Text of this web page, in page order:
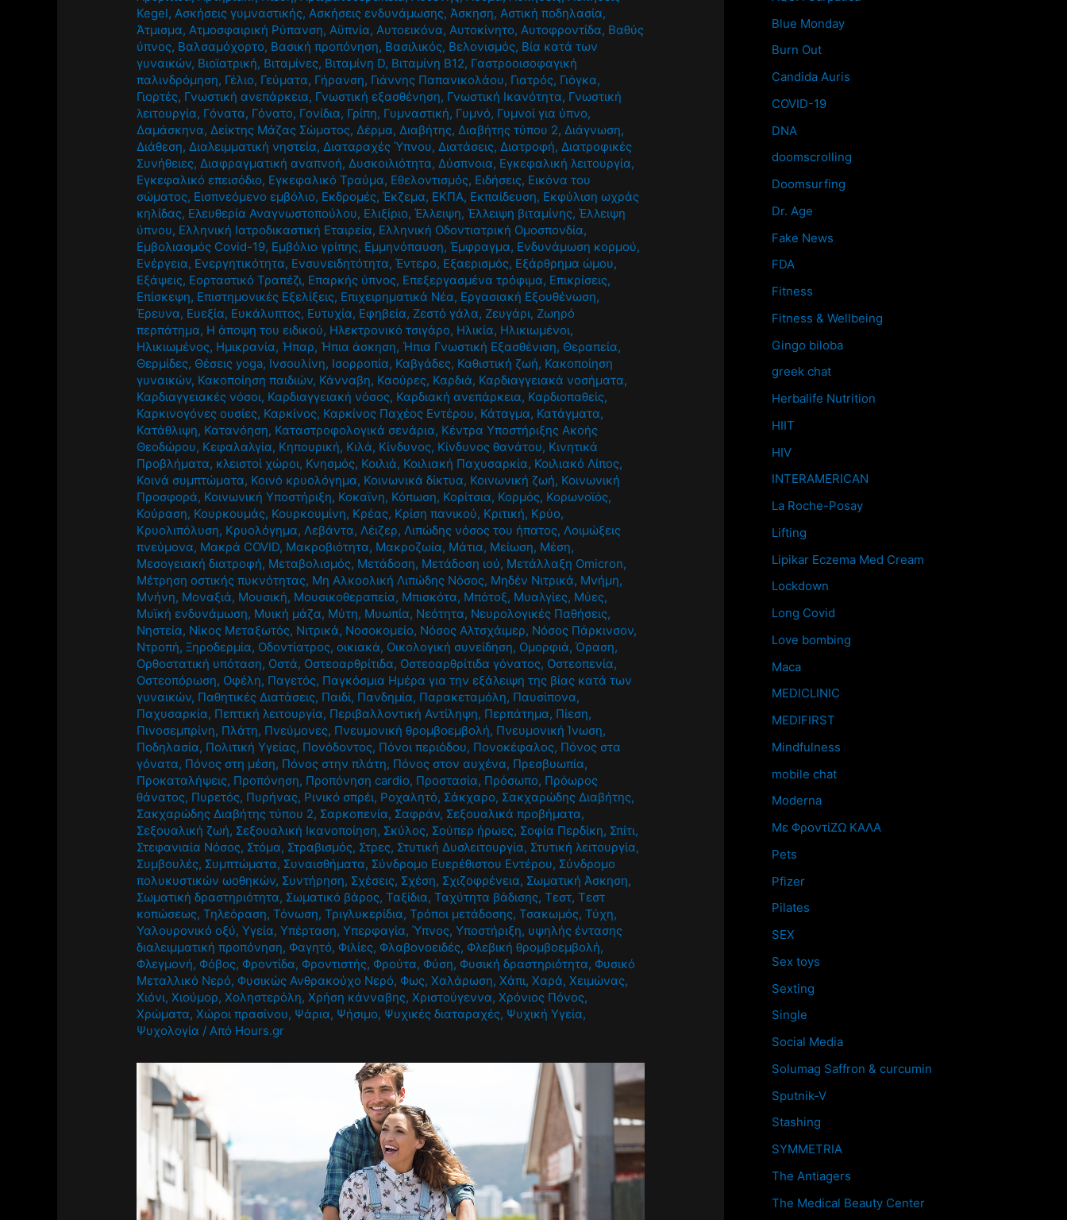
Kegel,Ασκήσεις γυμναστικής,Ασκήσεις ενδυνάμωσης,Άσκηση,Αστική ποδηλασία,
Άτμισμα,Ατμοσφαιρική Ρύπανση,Αϋπνία,Αυτοεικόνα,Αυτοκίνητο,Αυτοφροντίδα, Βαθύς
ύπνος, Βαλσαμόχορτο, Βασική προπόνηση, Βασιλικός, Βελονισμός, Βία κατά των
γυναικών, Βιοϊατρική, Βιταμίνες, Βιταμίνη D, Βιταμίνη Β12, Γαστροοισοφαγική
παλινδρόμηση, Γέλιο, Γεύματα, Γήρανση, Γιάννης Παπανικολάου, Γιατρός, Γιόγκα,
Γιορτές, Γνωστική ανεπάρκεια, Γνωστική εξασθένηση, Γνωστική Ικανότητα, Γνωστική
λειτουργία, Γόνατα, Γόνατο, Γονίδια, Γρίπη, Γυμναστική, Γυμνό, Γυμνοί για ύπνο,
Δαμάσκηνα,Δείκτης Μάζας Σώματος,Δέρμα,Διαβήτης,Διαβήτης τύπου 2,Διάγνωση,
Διάθεση,Διαλειμματική νηστεία,Διαταραχές Ύπνου,Διατάσεις,Διατροφή,Διατροφικές
Συνήθειες,Διαφραγματική αναπνοή,Δυσκοιλιότητα,Δύσπνοια, Εγκεφαλική λειτουργία,
Εγκεφαλικό επεισόδιο, Εγκεφαλικό Τραύμα, Εθελοντισμός, Ειδήσεις, Εικόνα του
σώματος, Εισπνεόμενο εμβόλιο, Εκδρομές,Έκζεμα, ΕΚΠΑ, Εκπαίδευση, Εκφύλιση ωχράς
κηλίδας, Ελευθερία Αναγνωστοπούλου, Ελιξίριο,Έλλειψη,Έλλειψη βιταμίνης,Έλλειψη
ύπνου, Ελληνική Ιατροδικαστική Εταιρεία, Ελληνική Οδοντιατρική Ομοσπονδία,
Εμβολιασμός Covid-19, Εμβόλιο γρίπης, Εμμηνόπαυση,Έμφραγμα, Ενδυνάμωση κορμού,
Ενέργεια, Ενεργητικότητα, Ενσυνειδητότητα,Έντερο, Εξαερισμός, Εξάρθρημα ώμου,
Εξάψεις, Εορταστικό Τραπέζι, Επαρκής ύπνος, Επεξεργασμένα τρόφιμα, Επικρίσεις,
Επίσκεψη, Επιστημονικές Εξελίξεις, Επιχειρηματικά Νέα, Εργασιακή Εξουθένωση,
Έρευνα, Ευεξία, Ευκάλυπτος, Ευτυχία, Εφηβεία, Ζεστό γάλα, Ζευγάρι, Ζωηρό
περπάτημα, Η άποψη του ειδικού, Ηλεκτρονικό τσιγάρο, Ηλικία, Ηλικιωμένοι,
Ηλικιωμένος, Ημικρανία, Ήπαρ, Ήπια άσκηση, Ήπια Γνωστική Εξασθένιση, Θεραπεία,
Θερμίδες, Θέσεις yoga, Ινσουλίνη, Ισορροπία, Καβγάδες, Καθιστική ζωή, Κακοποίηση
γυναικών, Κακοποίηση παιδιών, Κάνναβη, Καούρες, Καρδιά, Καρδιαγγειακά νοσήματα,
Καρδιαγγειακές νόσοι, Καρδιαγγειακή νόσος, Καρδιακή ανεπάρκεια, Καρδιοπαθείς,
Καρκινογόνες ουσίες, Καρκίνος, Καρκίνος Παχέος Εντέρου, Κάταγμα, Κατάγματα,
Κατάθλιψη, Κατανόηση, Καταστροφολογικά σενάρια, Κέντρα Υποστήριξης Ακοής
Θεοδώρου, Κεφαλαλγία, Κηπουρική, Κιλά, Κίνδυνος, Κίνδυνος θανάτου, Κινητικά
Προβλήματα, κλειστοί χώροι, Κνησμός, Κοιλιά, Κοιλιακή Παχυσαρκία, Κοιλιακό Λίπος,
Κοινά συμπτώματα, Κοινό κρυολόγημα, Κοινωνικά δίκτυα, Κοινωνική ζωή, Κοινωνική
Προσφορά, Κοινωνική Υποστήριξη, Κοκαϊνη, Κόπωση, Κορίτσια, Κορμός, Κορωνοϊός,
Κούραση, Κουρκουμάς, Κουρκουμίνη, Κρέας, Κρίση πανικού, Κριτική, Κρύο,
Κρυολιπόλυση, Κρυολόγημα,Λεβάντα,Λέιζερ,Λιπώδης νόσος του ήπατος,Λοιμώξεις
πνεύμονα, Μακρά COVID, Μακροβιότητα, Μακροζωία, Μάτια, Μείωση, Μέση,
Μεσογειακή διατροφή, Μεταβολισμός, Μετάδοση, Μετάδοση ιού, Μετάλλαξη Omicron,
Μέτρηση οστικής πυκνότητας, Μη Αλκοολική Λιπώδης Νόσος, Μηδέν Νιτρικά, Μνήμη,
Μνήνη, Μοναξιά, Μουσική, Μουσικοθεραπεία, Μπισκότα, Μπότοξ, Μυαλγίες, Μύες,
Μυϊκή ενδυνάμωση, Μυική μάζα, Μύτη, Μυωπία, Νεότητα, Νευρολογικές Παθήσεις,
Νηστεία, Νίκος Μεταξωτός, Νιτρικά, Νοσοκομείο, Νόσος Αλτσχάιμερ, Νόσος Πάρκινσον,
Ντροπή,Ξηροδερμία, Οδοντίατρος,οικιακά, Οικολογική συνείδηση, Ομορφιά,Όραση,
Ορθοστατική υπόταση, Οστά, Οστεοαρθρίτιδα, Οστεοαρθρίτιδα γόνατος, Οστεοπενία,
Οστεοπόρωση, Οφέλη, Παγετός, Παγκόσμια Ημέρα για την εξάλειψη της βίας κατά των
γυναικών, Παθητικές Διατάσεις, Παιδί, Πανδημία, Παρακεταμόλη, Παυσίπονα,
Παχυσαρκία, Πεπτική λειτουργία, Περιβαλλοντική Αντίληψη, Περπάτημα, Πίεση,
Πινοσεμπρίνη, Πλάτη, Πνεύμονες, Πνευμονική θρομβοεμβολή, Πνευμονική Ίνωση,
Ποδηλασία, Πολιτική Υγείας, Πονόδοντος, Πόνοι περιόδου, Πονοκέφαλος, Πόνος στα
γόνατα, Πόνος στη μέση, Πόνος στην πλάτη, Πόνος στον αυχένα, Πρεσβυωπία,
Προκαταλήψεις, Προπόνηση, Προπόνηση cardio, Προστασία, Πρόσωπο, Πρόωρος
θάνατος, Πυρετός, Πυρήνας, Ρινικό σπρέι, Ροχαλητό, Σάκχαρο, Σακχαρώδης Διαβήτης,
Σακχαρώδης Διαβήτης τύπου 2, Σαρκοπενία, Σαφράν, Σεξουαλικά προβήματα,
Σεξουαλική ζωή, Σεξουαλική Ικανοποίηση, Σκύλος, Σούπερ ήρωες, Σοφία Περδίκη, Σπίτι,
Στεφανιαία Νόσος, Στόμα, Στραβισμός, Στρες, Στυτική Δυσλειτουργία, Στυτική λειτουργία,
Συμβουλές, Συμπτώματα, Συναισθήματα, Σύνδρομο Ευερέθιστου Εντέρου, Σύνδρομο
πολυκυστικών ωοθηκών, Συντήρηση, Σχέσεις, Σχέση, Σχιζοφρένεια, Σωματική Άσκηση,
Σωματική δραστηριότητα, Σωματικό βάρος,Ταξίδια,Ταχύτητα βάδισης,Τεστ,Τεστ
κοπώσεως,Τηλεόραση,Τόνωση,Τριγλυκερίδια,Τρόποι μετάδοσης,Τσακωμός,Τύχη,
Υαλουρονικό οξύ,Υγεία,Υπέρταση,Υπερφαγία,Ύπνος,Υποστήριξη, υψηλής έντασης
διαλειμματική προπόνηση,Φαγητό,Φιλίες,Φλαβονοειδές,Φλεβική θρομβοεμβολή,
Φλεγμονή,Φόβος,Φροντίδα,Φροντιστής,Φρούτα,Φύση,Φυσική δραστηριότητα,Φυσικό
Μεταλλικό Νερό,Φυσικώς Ανθρακούχο Νερό,Φως,Χαλάρωση,Χάπι,Χαρά,Χειμώνας,
Χιόνι,Χιούμορ,Χοληστερόλη,Χρήση κάνναβης,Χριστούγεννα,Χρόνιος Πόνος,
Χρώματα,Χώροι πρασίνου, Ψάρια, Ψήσιμο, Ψυχικές διαταραχές, Ψυχική Υγεία,
Ψυχολογία / Από Hours.gr
Blue Monday
Burn Out
Candida Auris
COVID-19
DNA
doomscrolling
Doomsurfing
Dr. Age
Fake News
FDA
Fitness
Fitness & Wellbeing
Gingo biloba
greek chat
Herbalife Nutrition
HIIT
HIV
INTERAMERICAN
La Roche-Posay
Lifting
Lipikar Eczema Med Cream
Lockdown
Long Covid
Love bombing
Maca
MEDICLINIC
MEDIFIRST
Mindfulness
mobile chat
Moderna
Mε ΦροντίΖΩ ΚΑΛΑ
Pets
Pfizer
Pilates
SEX
Sex toys
Sexting
Single
Social Media
Solumag Saffron & curcumin
Sputnik-V
Stashing
SYMMETRIA
The Antiagers
The Medical Beauty Center